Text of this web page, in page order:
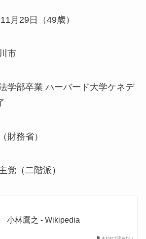
月29日（49歳）
市
学部卒業 ハーバード大学ケネデ
財務省）
党（二階派）
小林鷹之 - Wikipedia